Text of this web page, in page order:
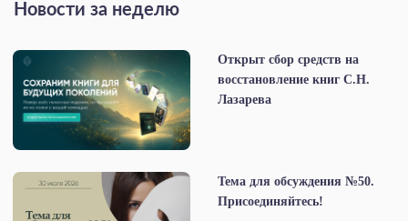
Новости за неделю
Открыт сбор средств на
восстановление книг С.Н.
Лазарева
Тема для обсуждения №50.
Присоединяйтесь!